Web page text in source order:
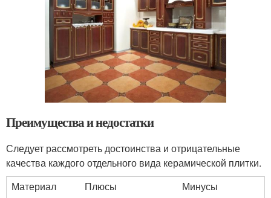
Преимущества и недостатки
Следует рассмотреть достоинства и отрицательные
качества каждого отдельного вида керамической плитки.
Материал
Плюсы Минусы